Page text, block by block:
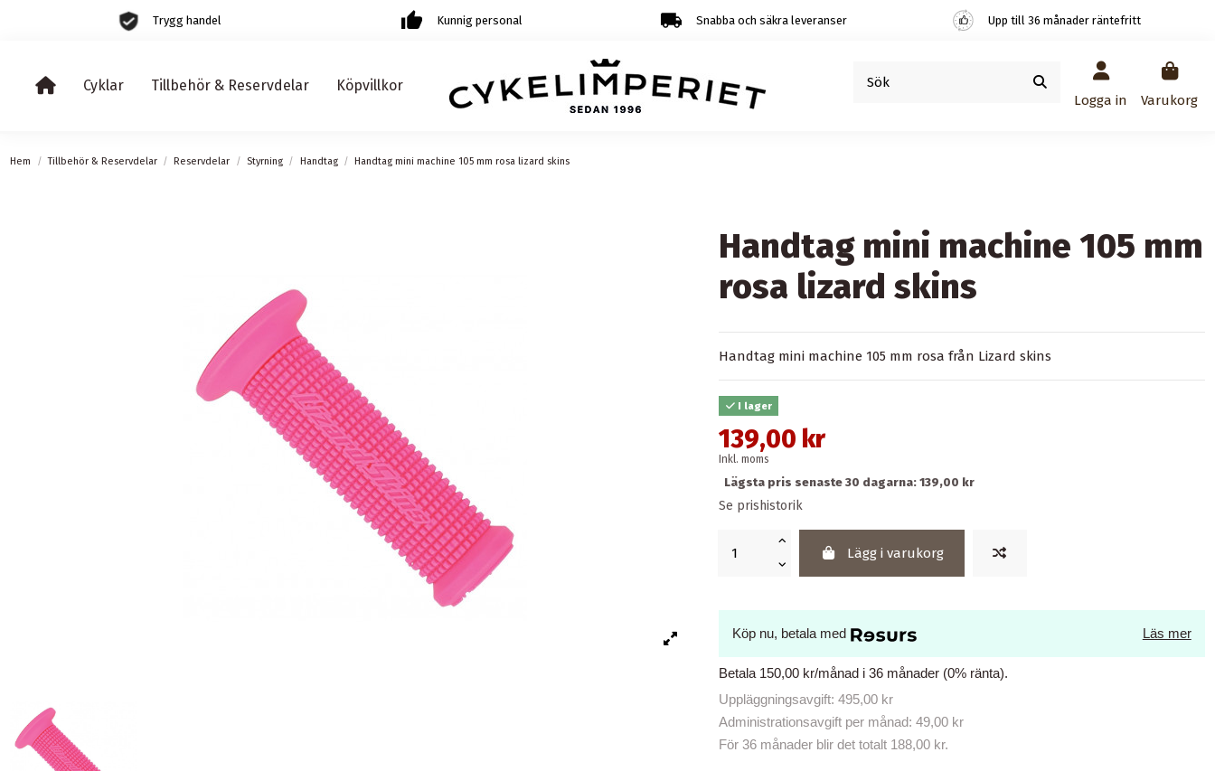
Trygg handel Kunnig personal Snabba och säkra leveranser Upp till 36 månader räntefritt
Cyklar Tillbehör & Reservdelar Köpvillkor
Logga in Varukorg
Hem Tillbehör & Reservdelar Reservdelar Styrning Handtag Handtag mini machine 105 mm rosa lizard skins
Handtag mini machine 105 mm
rosa lizard skins
Handtag mini machine 105 mm rosa från Lizard skins
I lager
139,00 kr
Inkl. moms
Lägsta pris senaste 30 dagarna: 139,00 kr
Se prishistorik
Lägg i varukorg
Köp nu, betala med Läs mer
Betala 150,00 kr/månad i 36 månader (0% ränta).
Uppläggningsavgift: 495,00 kr
Administrationsavgift per månad: 49,00 kr
För 36 månader blir det totalt 188,00 kr.